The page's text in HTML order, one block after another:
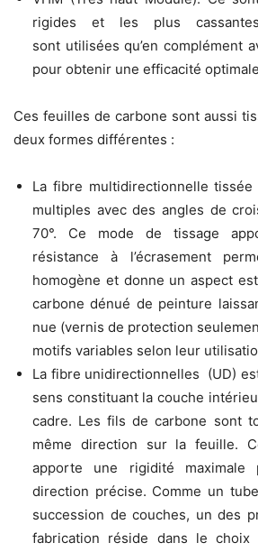
rigides et les plus
sont utilisées qu’en complément
pour obtenir une efficacité
Ces feuilles de carbone sont aussi
deux formes différentes :
La fibre multidirectionnelle
multiples avec des angles de
70°. Ce mode de tissage
résistance à l’écrasement
homogène et donne un aspect
carbone dénué de peinture
nue (vernis de protection
motifs variables selon leur
La fibre unidirectionnelles (UD)
sens constituant la couche
cadre. Les fils de carbone sont
même direction sur la feuille.
apporte une rigidité
direction précise. Comme un
succession de couches, un des
fabrication réside dans le choix